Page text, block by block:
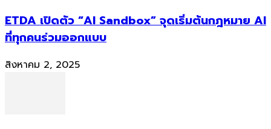
ETDA เปิดตัว “AI Sandbox” จุดเริ่มต้นกฎหมาย AI
ที่ทุกคนร่วมออกแบบ
สิงหาคม 2, 2025